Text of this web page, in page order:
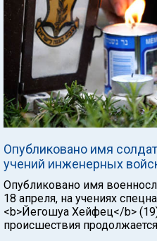
Опубликовано имя
учений инженерных
Опубликовано имя
18 апреля, на учениях
<b>Йегошуа Хейфец</b>
происшествия